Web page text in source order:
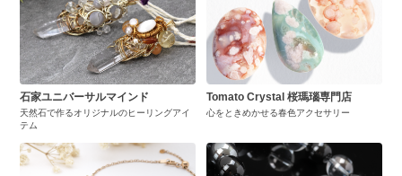
石家ユニバーサルマインド
天然石で作るオリジナルのヒーリングアイ
テム
Tomato Crystal 桜瑪瑙専門店
心をときめかせる春色アクセサリー